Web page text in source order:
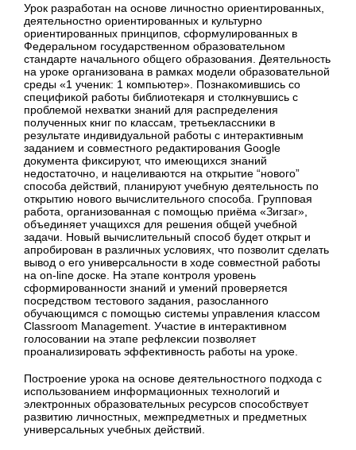
Урок разработан на основе личностно ориентированных,
деятельностно ориентированных и культурно
ориентированных принципов, сформулированных в
Федеральном государственном образовательном
стандарте начального общего образования. Деятельность
на уроке организована в рамках модели образовательной
среды «1 ученик: 1 компьютер». Познакомившись со
спецификой работы библиотекаря и столкнувшись с
проблемой нехватки знаний для распределения
полученных книг по классам, третьеклассники в
результате индивидуальной работы с интерактивным
заданием и совместного редактирования Google
документа фиксируют, что имеющихся знаний
недостаточно, и нацеливаются на открытие “нового”
способа действий, планируют учебную деятельность по
открытию нового вычислительного способа. Групповая
работа, организованная с помощью приёма «Зигзаг»,
объединяет учащихся для решения общей учебной
задачи. Новый вычислительный способ будет открыт и
апробирован в различных условиях, что позволит сделать
вывод о его универсальности в ходе совместной работы
на on-line доске. На этапе контроля уровень
сформированности знаний и умений проверяется
посредством тестового задания, разосланного
обучающимся с помощью системы управления классом
Classroom Management. Участие в интерактивном
голосовании на этапе рефлексии позволяет
проанализировать эффективность работы на уроке.
Построение урока на основе деятельностного подхода с
использованием информационных технологий и
электронных образовательных ресурсов способствует
развитию личностных, межпредметных и предметных
универсальных учебных действий.